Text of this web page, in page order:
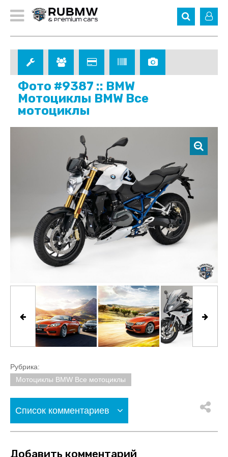
Фото #9387 :: BMW
Мотоциклы BMW Все
мотоциклы
Рубрика:
Мотоциклы BMW Все мотоциклы
Список комментариев
Добавить комментарий